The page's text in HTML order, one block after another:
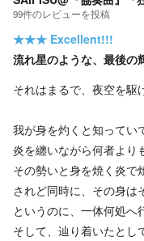
99件のレビューを投稿
★★★ Excellent!!!
流れ星のような、最後の
それはまるで、夜空を駆
我が身を灼くと知ってい
炎を纏いながら何者より
その勢いと身を焼く炎で
されど同時に、その身は
というのに、一体何処へ
そして、辿り着いたとし